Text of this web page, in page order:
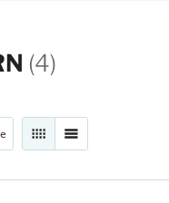
(4)
RUTENETT
LISTE